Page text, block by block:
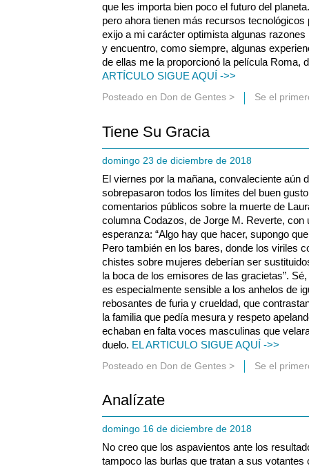
que les importa bien poco el futuro del
pero ahora tienen más recursos
exijo a mi carácter optimista algunas
y encuentro, como siempre, algunas
de ellas me la proporcionó la película Roma,
ARTÍCULO SIGUE AQUÍ ->>
Posteado en Don de Gentes > Se el
Tiene Su Gracia
domingo 23 de diciembre de 2018
El viernes por la mañana, convaleciente aún
sobrepasaron todos los límites del buen
comentarios públicos sobre la muerte de
columna Codazos, de Jorge M. Reverte, con
esperanza: “Algo hay que hacer, supongo
Pero también en los bares, donde los viriles
chistes sobre mujeres deberían ser
la boca de los emisores de las gracietas”.
es especialmente sensible a los anhelos de
rebosantes de furia y crueldad, que
la familia que pedía mesura y respeto
echaban en falta voces masculinas que
duelo. EL ARTICULO SIGUE AQUÍ ->>
Posteado en Don de Gentes > Se el
Analízate
domingo 16 de diciembre de 2018
No creo que los aspavientos ante los
tampoco las burlas que tratan a sus